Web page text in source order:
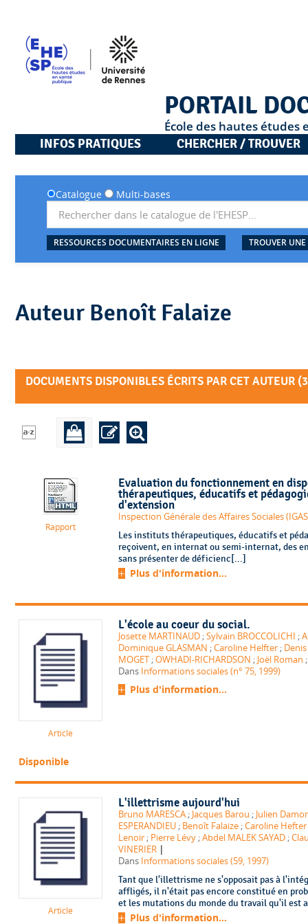
PORTAIL
École des hautes études
INFOS PRATIQUES
CHERCHER / TROUVER
Catalogue Multi-bases
RESSOURCES DOCUMENTAIRES EN LIGNE TROUVER UNE
Auteur Benoît Falaize
DOCUMENTS DISPONIBLES ÉCRITS PAR CET AUTEUR (3
Rapport
Evaluation du fonctionnement en
thérapeutiques, éducatifs et
d'extension
Inspection Générale des Affaires Sociales
Les instituts thérapeutiques, éducatifs et
reçoivent, en internat ou semi-internat, des
sans présenter de déficienc[...]
Plus d'information...
Article
L'école au coeur du social.
Josette MARTINAUD ;Sylvain BROCCOLICHI ;
Dominique GLASMAN ;Caroline Helfter ; Denis
MOGET ;OWHADI-RICHARDSON ; Joël Roman
Dans Informations sociales (n° 75, 1999)
Plus d'information...
Disponible
Article
L'illettrisme aujourd'hui
Bruno MARESCA ; Jacques Barou ; Julien
ESPERANDIEU ; Benoît Falaize ;Caroline Hefter
Lenoir ; Pierre Lévy ;Abdel MALEK SAYAD ;
VINERIER |
Dans Informations sociales (59, 1997)
Tant que l'illettrisme ne s'opposait pas à
affligés, il n'était pas encore constitué en
et les mutations du monde du travail qu'il est
Plus d'information...